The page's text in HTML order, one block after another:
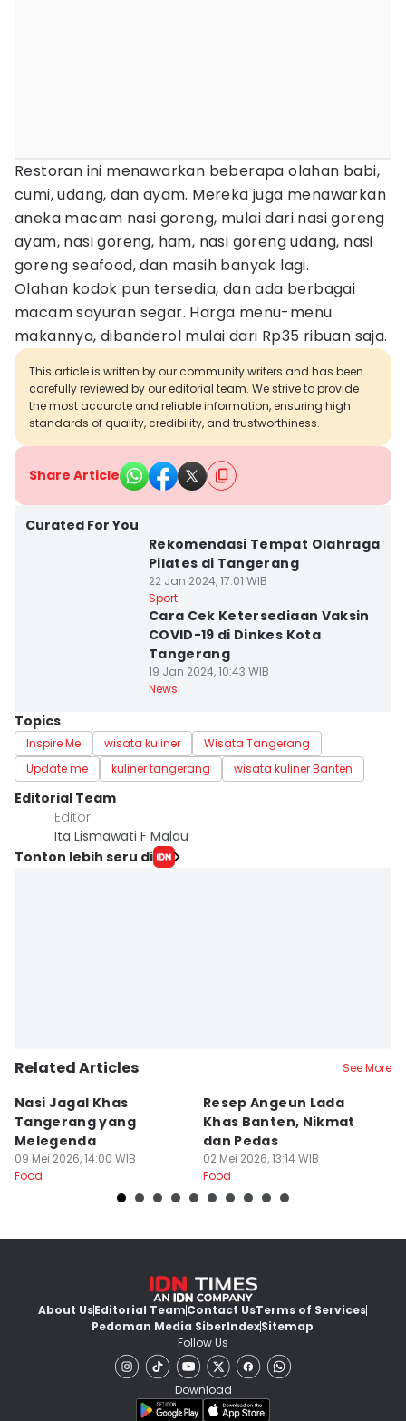
Restoran ini menawarkan beberapa olahan babi,
cumi, udang, dan ayam. Mereka juga menawarkan
aneka macam nasi goreng, mulai dari nasi goreng
ayam, nasi goreng, ham, nasi goreng udang, nasi
goreng seafood, dan masih banyak lagi.
Olahan kodok pun tersedia, dan ada berbagai
macam sayuran segar. Harga menu-menu
makannya, dibanderol mulai dari Rp35 ribuan saja.
This article is written by our community writers and has been
carefully reviewed by our editorial team. We strive to provide
the most accurate and reliable information, ensuring high
standards of quality, credibility, and trustworthiness.
Share Article
Curated For You
Rekomendasi Tempat Olahraga
Pilates di Tangerang
22 Jan 2024, 17:01 WIB
Sport
Cara Cek Ketersediaan Vaksin
COVID-19 di Dinkes Kota
Tangerang
19 Jan 2024, 10:43 WIB
News
Topics
Inspire Me wisata kuliner
Wisata Tangerang
Update me
kuliner tangerang wisata kuliner Banten
Editorial Team
Editor
Ita Lismawati F Malau
Tonton lebih seru di
Related Articles See More
Nasi Jagal Khas
Tangerang yang
Melegenda
09 Mei 2026, 14:00 WIB
Food
Resep Angeun Lada
Khas Banten, Nikmat
dan Pedas
02 Mei 2026, 13:14 WIB
Food
About UsEditorial TeamContact UsTerms of Services
Pedoman Media SiberIndexSitemap
Follow Us
Download